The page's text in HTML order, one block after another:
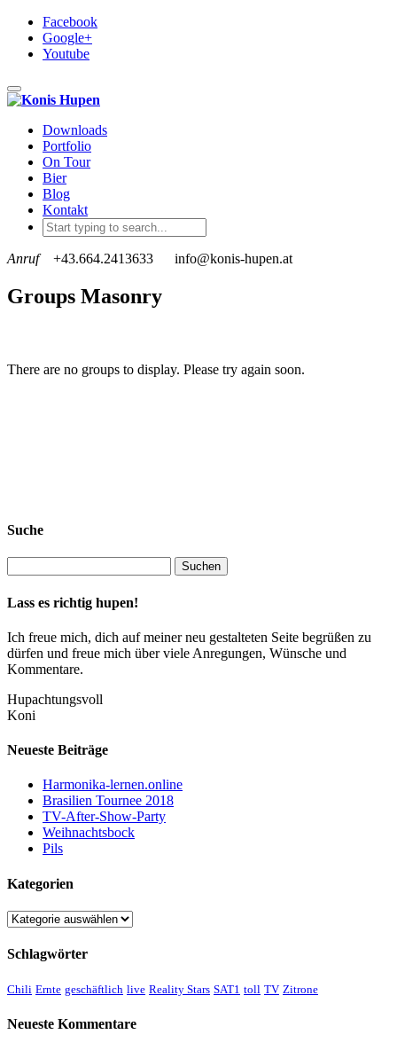
Facebook
Google+
Youtube
Toggle navigation
Downloads
Portfolio
On Tour
Bier
Blog
Kontakt
Anruf +43.664.2413633 info@konis-hupen.at
Groups Masonry
There are no groups to display. Please try again soon.
Suche
Lass es richtig hupen!
Ich freue mich, dich auf meiner neu gestalteten Seite begrüßen zu
dürfen und freue mich über viele Anregungen, Wünsche und
Kommentare.
Hupachtungsvoll
Koni
Neueste Beiträge
Harmonika-lernen.online
Brasilien Tournee 2018
TV-After-Show-Party
Weihnachtsbock
Pils
Kategorien
Kategorien
Schlagwörter
Chili Ernte geschäftlich live Reality Stars SAT1 toll TV Zitrone
Neueste Kommentare